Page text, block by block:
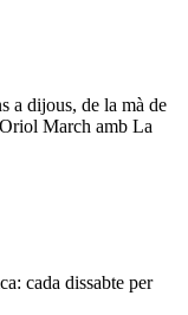
a dijous, de la mà de
March amb La
cada dissabte per